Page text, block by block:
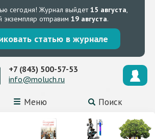
сегодня! Журнал выйдет15 августа,
экземпляр отправим 19 августа.
статью в журнале
Меню Поиск
+7 (843) 500-57-53
info@moluch.ru